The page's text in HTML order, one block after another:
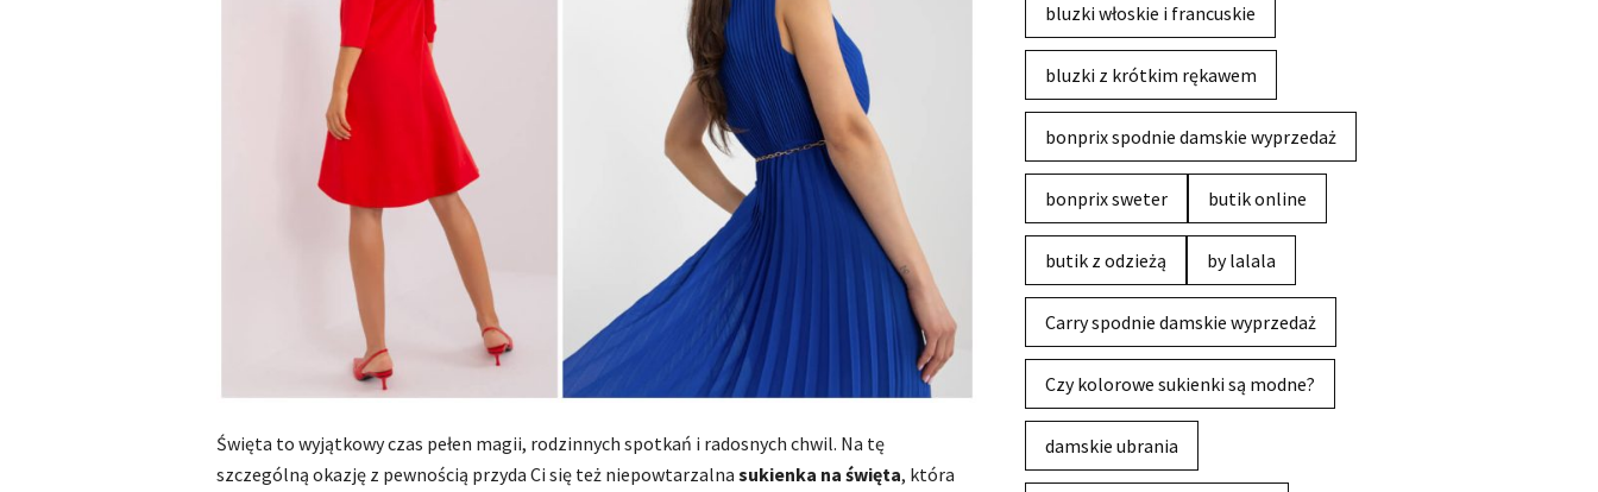
Święta to wyjątkowy czas pełen magii, rodzinnych spotkań i radosnych chwil. Na tę
szczególną okazję z pewnością przyda Ci się też niepowtarzalna sukienka na święta, która
bluzki włoskie i francuskie
bluzki z krótkim rękawem
bonprix spodnie damskie wyprzedaż
bonprix sweter butik online
butik z odzieżą by lalala
Carry spodnie damskie wyprzedaż
Czy kolorowe sukienki są modne?
damskie ubrania